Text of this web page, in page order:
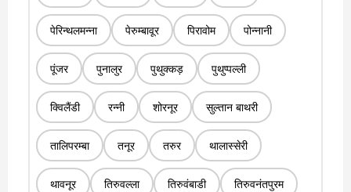
पेरिन्थलमन्ना पेरुम्बावूर पिरावोम पोन्नानी
पूंजर पुनालुर पुथुक्कड़ पुथुप्पल्ली
क्विलैंडी रन्नी शोरनूर सुल्तान बाथरी
तालिपरम्बा तनूर तरुर थालास्सेरी
थावनूर तिरुवल्ला तिरुवंबाडी तिरुवनंतपुरम